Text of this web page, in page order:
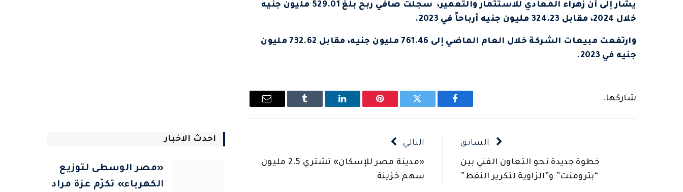
يشار إلى أن زهراء المعادي للاستثمار والتعمير، سجلت صافي ربح بلغ 529.01 مليون جنيه
خلال 2024، مقابل 324.23 مليون جنيه أرباحاً في 2023.
وارتفعت مبيعات الشركة خلال العام الماضي إلى 761.46 مليون جنيه، مقابل 732.62 مليون
جنيه في 2023.
شاركها.
فيسبوك تويتر بينتيريستلينكدإن Tumblr
البريد
السابق
خطوة جديدة نحو التعاون الفني بين
“بترومنت” و”الزاوية لتكرير النفط”
التالي
«مدينة مصر للإسكان» تشتري 2.5 مليون
سهم خزينة
احدث الاخبار
«مصر الوسطى لتوزيع
الكهرباء» تكرّم عزة مراد